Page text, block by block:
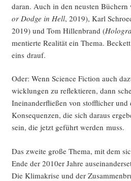
dar­an. Auch in den neus­ten Büchern
or Dodge in Hell, 2019), Karl
2019) und Tom Hil­len­brand (
men­tier­te Rea­li­tät ein The­ma.
eins drauf.
Oder: Wenn Sci­ence Fic­tion auch
wick­lun­gen zu reflek­tie­ren, dann
Inein­an­der­flie­ßen von stoff­li­cher
Kon­se­quen­zen, die sich dar­aus
sein, die jetzt geführt wer­den muss.
Das zwei­te gro­ße The­ma, mit dem
Ende der 2010er Jah­re
Die Kli­ma­kri­se und der